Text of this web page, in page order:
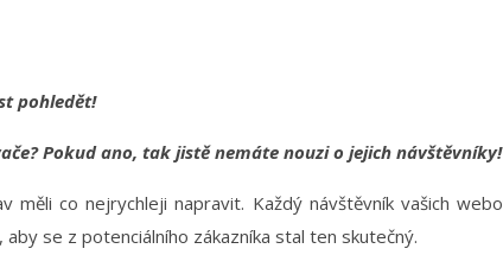
pohledět!
Pokud ano, tak jistě nemáte nouzi o jejich návštěvníky!
měli co nejrychleji napravit. Každý návštěvník vašich
se z potenciálního zákazníka stal ten skutečný.